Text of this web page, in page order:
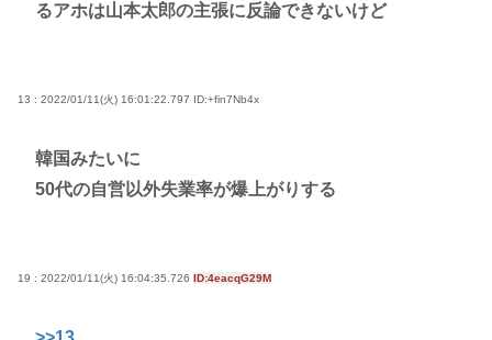
るアホは山本太郎の主張に反論できないけど
13 : 2022/01/11(火) 16:01:22.797 ID:+fin7Nb4x
韓国みたいに
50代の自営以外失業率が爆上がりする
19 : 2022/01/11(火) 16:04:35.726 ID:4eacqG29M